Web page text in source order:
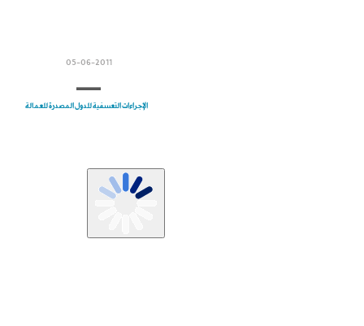
05-06-2011
الإجراءات التعسفية للدول المصدرة للعمالة